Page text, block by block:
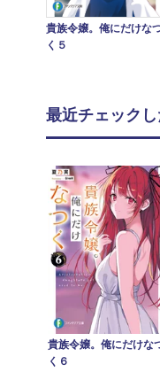
貴族令嬢。俺にだけな
く５
最近チェック
貴族令嬢。俺にだけな
く６